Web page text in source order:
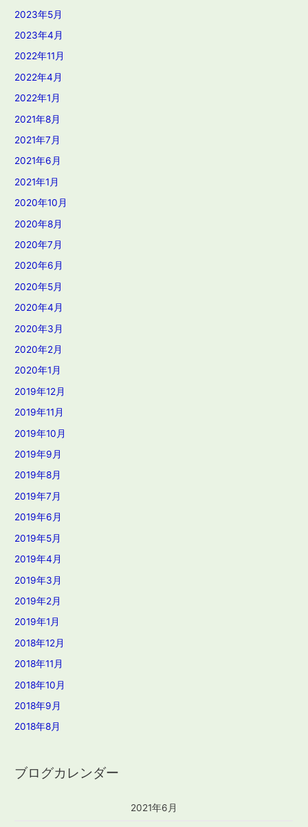
2023年5月
2023年4月
2022年11月
2022年4月
2022年1月
2021年8月
2021年7月
2021年6月
2021年1月
2020年10月
2020年8月
2020年7月
2020年6月
2020年5月
2020年4月
2020年3月
2020年2月
2020年1月
2019年12月
2019年11月
2019年10月
2019年9月
2019年8月
2019年7月
2019年6月
2019年5月
2019年4月
2019年3月
2019年2月
2019年1月
2018年12月
2018年11月
2018年10月
2018年9月
2018年8月
ブログカレンダー
2021年6月